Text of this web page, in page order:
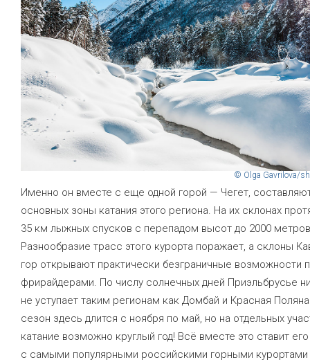
© Olga Gavrilova/
Именно он вместе с еще одной горой — Чегет,
основных зоны катания этого региона. На их склонах
35 км лыжных спусков с перепадом высот до 2000
Разнообразие трасс этого курорта поражает, а склоны
гор открывают практически безграничные возможности
фрирайдерами. По числу солнечных дней Приэльбрусье
не уступает таким регионам как Домбай и Красная
сезон здесь длится с ноября по май, но на отдельных
катание возможно круглый год! Всё вместе это ставит
с самыми популярными российскими горными курортами